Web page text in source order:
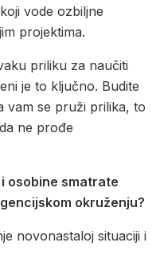
vode ozbiljne
projektima.
priliku za naučiti
je to ključno. Budite
vam se pruži prilika, to
ne prođe
osobine smatrate
okruženju?
novonastaloj situaciji i